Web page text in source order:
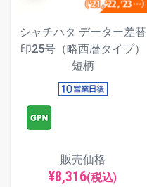
シャチハタ データー差替
印25号（略西暦タイプ）
短柄
販売価格
¥8,316(税込)